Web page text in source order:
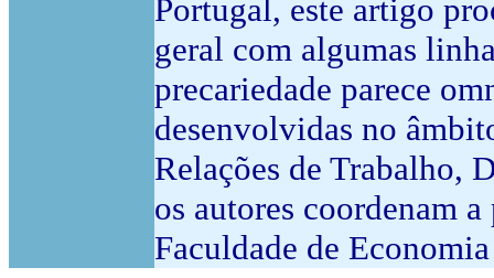
Portugal, este artigo
geral com algumas
precariedade parece
desenvolvidas no
Relações de Trabalho,
os autores coordenam
Faculdade de